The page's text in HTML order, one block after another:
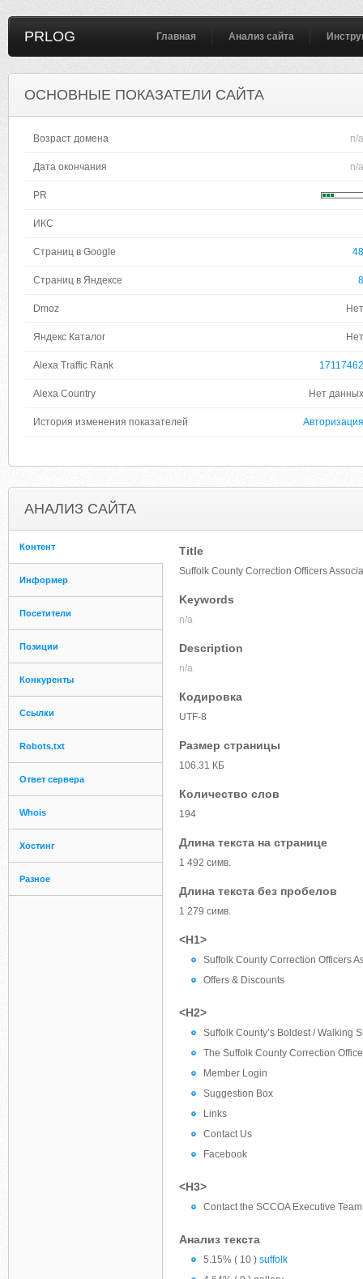
PRLOG Главная Анализ сайта
ОСНОВНЫЕ ПОКАЗАТЕЛИ САЙТА
Возраст домена n/a
Дата окончания n/a
PR
ИКС
Страниц в Google 48
Страниц в Яндексе 8
Dmoz Нет
Яндекс Каталог Нет
Alexa Traffic Rank 17117462
Alexa Country Нет данных
История изменения показателей Авторизация
АНАЛИЗ САЙТА
Контент
Информер
Посетители
Позиции
Конкуренты
Ссылки
Robots.txt
Ответ сервера
Whois
Хостинг
Разное
Title
Suffolk County Correction Officers
Keywords
n/a
Description
n/a
Кодировка
UTF-8
Размер страницы
106.31 КБ
Количество слов
194
Длина текста на странице
1 492 симв.
Длина текста без пробелов
1 279 симв.
<H1>
Suffolk County Correction Officers
Offers & Discounts
<H2>
Suffolk County’s Boldest / Walking
The Suffolk County Correction
Member Login
Suggestion Box
Links
Contact Us
Facebook
<H3>
Contact the SCCOA Executive
Анализ текста
5.15% ( 10 ) suffolk